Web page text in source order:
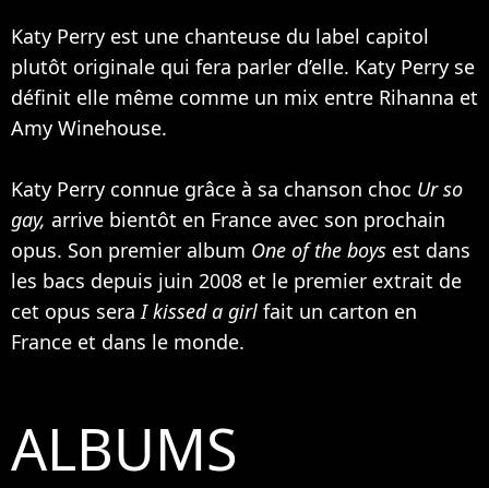
Katy Perry est une chanteuse du label capitol
plutôt originale qui fera parler d’elle. Katy Perry se
définit elle même comme un mix entre Rihanna et
Amy Winehouse.
Katy Perry connue grâce à sa chanson choc Ur so
gay, arrive bientôt en France avec son prochain
opus. Son premier album One of the boys est dans
les bacs depuis juin 2008 et le premier extrait de
cet opus seraI kissed a girl fait un carton en
France et dans le monde.
ALBUMS